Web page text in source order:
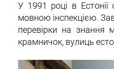
У 1991 році в Естонії
мовною інспекцією.
перевірки на знання
крамничок, вулиць